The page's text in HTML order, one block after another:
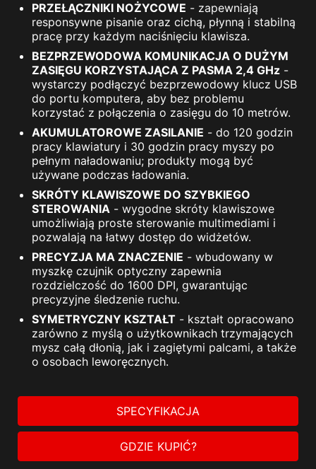
PRZEŁĄCZNIKI NOŻYCOWE - zapewniają
responsywne pisanie oraz cichą, płynną i stabilną
pracę przy każdym naciśnięciu klawisza.
BEZPRZEWODOWA KOMUNIKACJA O DUŻYM
ZASIĘGU KORZYSTAJĄCA Z PASMA 2,4 GHz -
wystarczy podłączyć bezprzewodowy klucz USB
do portu komputera, aby bez problemu
korzystać z połączenia o zasięgu do 10 metrów.
AKUMULATOROWE ZASILANIE - do 120 godzin
pracy klawiatury i 30 godzin pracy myszy po
pełnym naładowaniu; produkty mogą być
używane podczas ładowania.
SKRÓTY KLAWISZOWE DO SZYBKIEGO
STEROWANIA - wygodne skróty klawiszowe
umożliwiają proste sterowanie multimediami i
pozwalają na łatwy dostęp do widżetów.
PRECYZJA MA ZNACZENIE - wbudowany w
myszkę czujnik optyczny zapewnia
rozdzielczość do 1600 DPI, gwarantując
precyzyjne śledzenie ruchu.
SYMETRYCZNY KSZTAŁT - kształt opracowano
zarówno z myślą o użytkownikach trzymających
mysz całą dłonią, jak i zagiętymi palcami, a także
o osobach leworęcznych.
SPECYFIKACJA
GDZIE KUPIĆ?